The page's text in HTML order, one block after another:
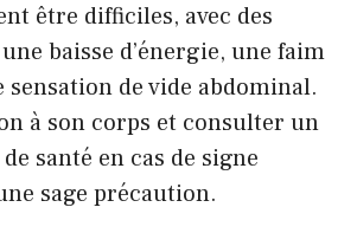
être difficiles, avec des
baisse d’énergie, une faim
sensation de vide abdominal.
à son corps et consulter un
santé en cas de signe
sage précaution.